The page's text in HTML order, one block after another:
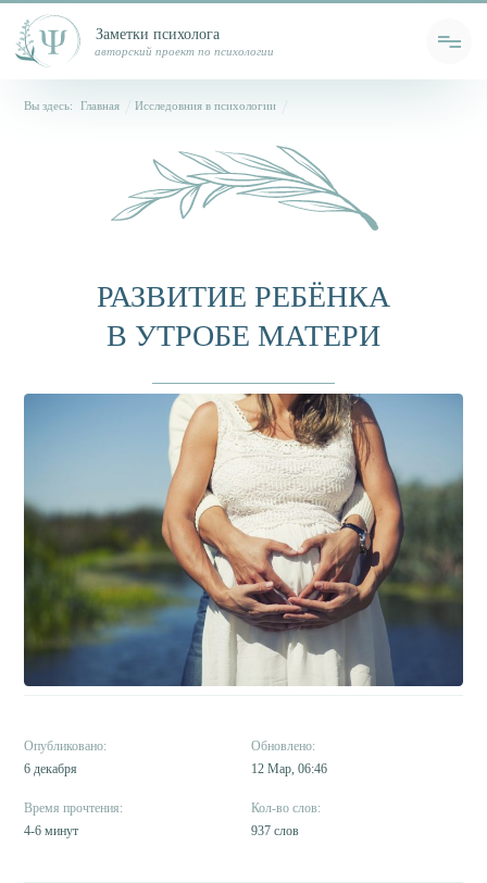
Вы здесь: Главная Исследовния в психологии
РАЗВИТИЕ РЕБЁНКА
В УТРОБЕ МАТЕРИ
6 декабря 12 Мар, 06:46
4-6 минут 937 слов
Заметки психолога
авторский проект по психологии